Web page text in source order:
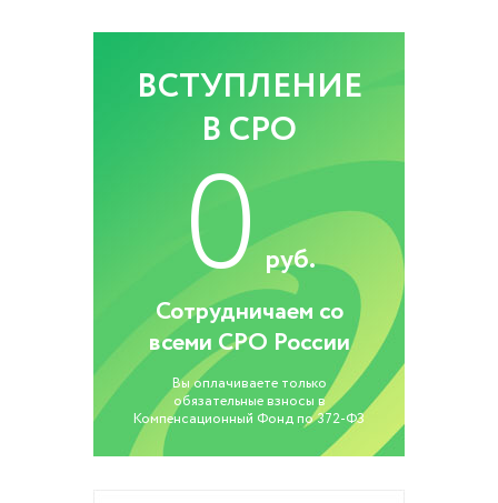
ВСТУПЛЕНИЕ
В СРО
0 руб.
Сотрудничаем со
всеми СРО России
Вы оплачиваете только
обязательные взносы в
Компенсационный Фонд по 372-ФЗ